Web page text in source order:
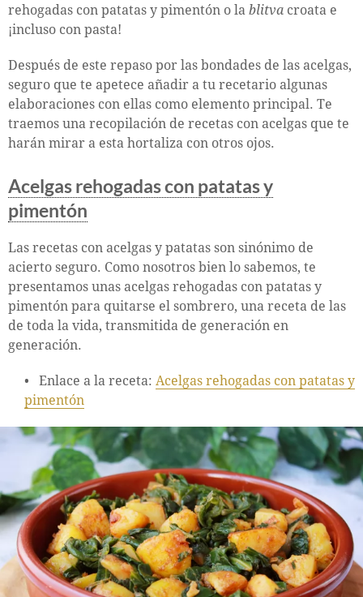
rehogadas con patatas y pimentón o la blitva croata e
¡incluso con pasta!
Después de este repaso por las bondades de las acelgas,
seguro que te apetece añadir a tu recetario algunas
elaboraciones con ellas como elemento principal. Te
traemos una recopilación de recetas con acelgas que te
harán mirar a esta hortaliza con otros ojos.
Acelgas rehogadas con patatas y
pimentón
Las recetas con acelgas y patatas son sinónimo de
acierto seguro. Como nosotros bien lo sabemos, te
presentamos unas acelgas rehogadas con patatas y
pimentón para quitarse el sombrero, una receta de las
de toda la vida, transmitida de generación en
generación.
Enlace a la receta: Acelgas rehogadas con patatas y
pimentón